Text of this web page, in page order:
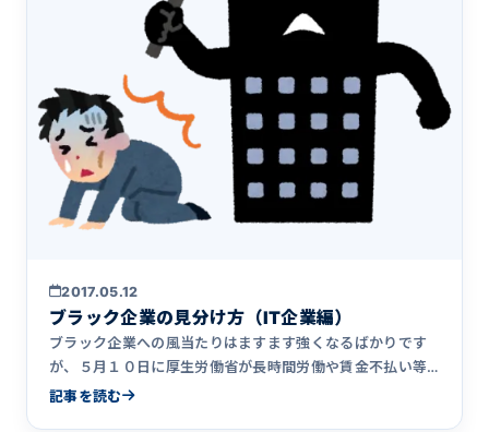
2017.05.12
ブラック企業の見分け方（IT企業編）
ブラック企業への風当たりはますます強くなるばかりです
が、５月１０日に厚生労働省が長時間労働や賃金不払い等
の労働関係法令に&hellip;
記事を読む